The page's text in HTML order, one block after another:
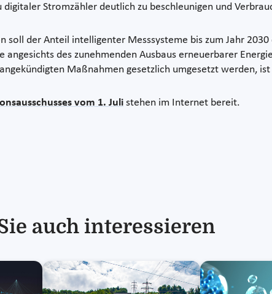
digitaler Stromzähler deutlich zu beschleunigen und
soll der Anteil intelligenter Messsysteme bis zum Jahr
angesichts des zunehmenden Ausbaus erneuerbarer
Maßnahmen gesetzlich umgesetzt werden,
vom 1. Juli stehen im Internet bereit.
auch interessieren